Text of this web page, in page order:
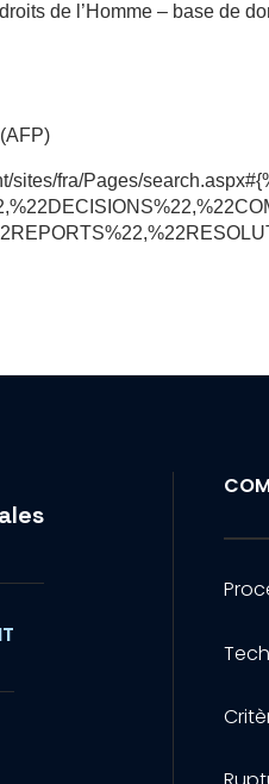
de l’Homme – base de
sites/fra/Pages/